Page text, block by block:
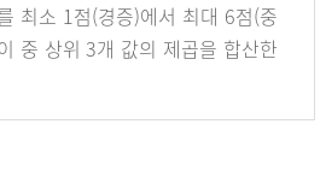
최소 1점(경증)에서 최대 6점(중
중 상위 3개 값의 제곱을 합산한